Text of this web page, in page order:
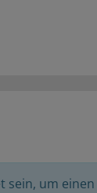
sein, um